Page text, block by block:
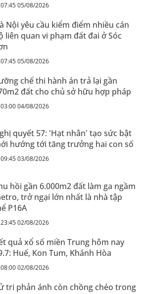
07:45 05/08/2026
Nội yêu cầu kiểm điểm nhiều cán
liên quan vi phạm đất đai ở Sóc
07:45 05/08/2026
chế thi hành án trả lại gần
đất cho chủ sở hữu hợp pháp
03:00 04/08/2026
quyết 57: 'Hạt nhân' tạo sức bật
hướng tới tăng trưởng hai con số
09:45 03/08/2026
hồi gần 6.000m2 đất làm ga ngầm
trở ngại lớn nhất là nhà tập
P16A
23:45 02/08/2026
quả xổ số miền Trung hôm nay
Huế, Kon Tum, Khánh Hòa
08:00 02/08/2026
tri phản ánh còn chồng chéo trong